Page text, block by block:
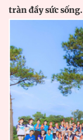
tràn đầy sức sống.